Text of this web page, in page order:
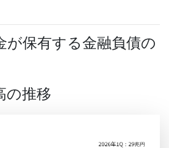
が保有する金融負債の
の推移